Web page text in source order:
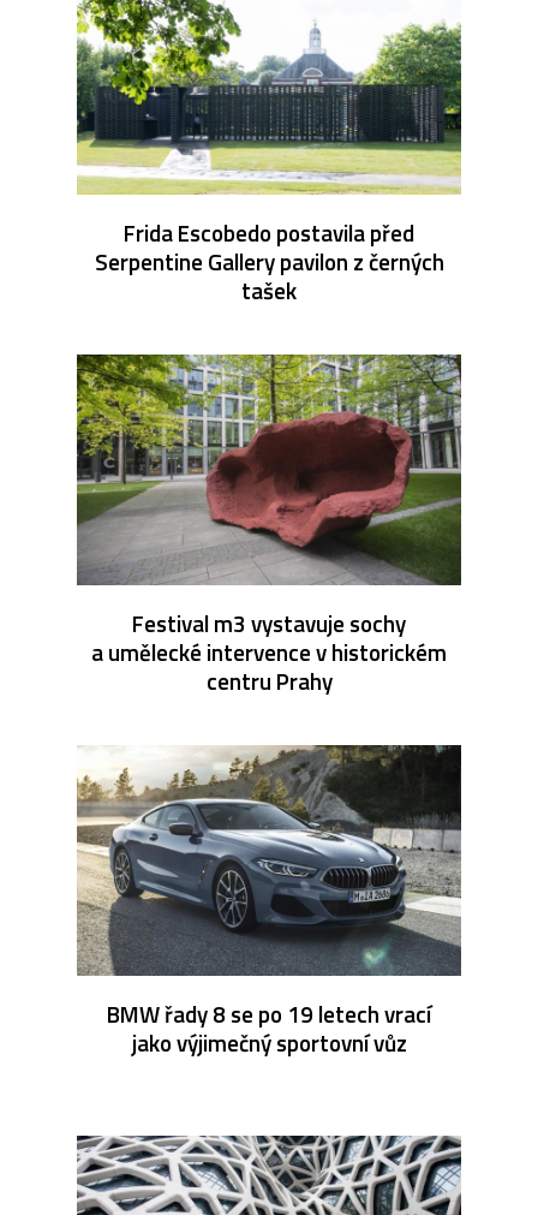
Frida Escobedo postavila před
Serpentine Gallery pavilon z černých
tašek
Festival m3 vystavuje sochy
a umělecké intervence v historickém
centru Prahy
BMW řady 8 se po 19 letech vrací
jako výjimečný sportovní vůz